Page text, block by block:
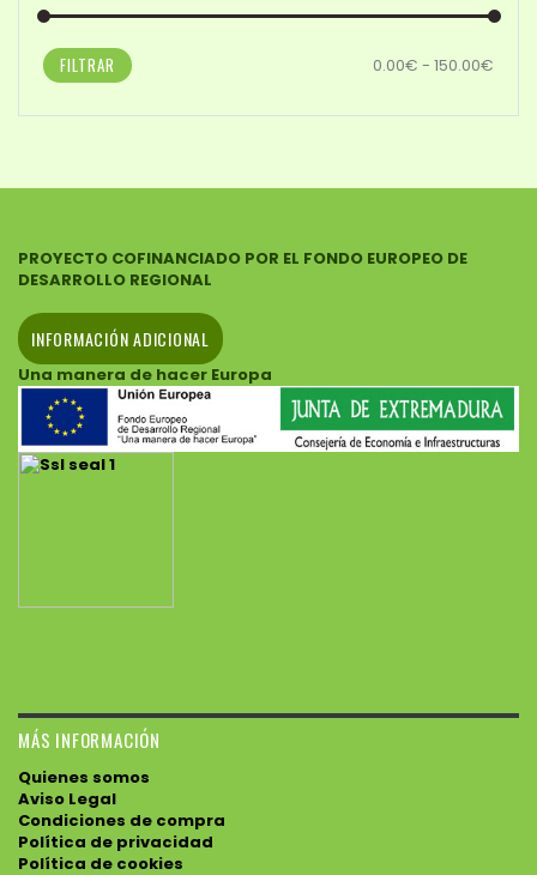
FILTRAR 0.00€ - 150.00€
PROYECTO COFINANCIADO POR EL FONDO EUROPEO DE
DESARROLLO REGIONAL
INFORMACIÓN ADICIONAL
Una manera de hacer Europa
MÁS INFORMACIÓN
Quienes somos
Aviso Legal
Condiciones de compra
Política de privacidad
Política de cookies